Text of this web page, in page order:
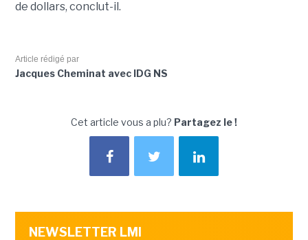
de dollars, conclut-il.
Article rédigé par
Jacques Cheminat avec IDG NS
Cet article vous a plu? Partagez le !
NEWSLETTER LMI